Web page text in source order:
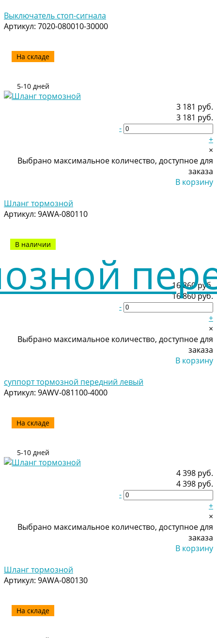
16 860 руб.
16 860 руб.
-
+
×
Выбрано максимальное количество, доступное для
заказа
В корзину
суппорт тормозной передний левый
Артикул: 9AWV-081100-4000
На складе
5-10 дней
4 398 руб.
4 398 руб.
-
+
×
Выбрано максимальное количество, доступное для
заказа
В корзину
Шланг тормозной
Артикул: 9AWA-080130
На складе
3 181 руб.
3 181 руб.
-
+
×
Выбрано максимальное количество, доступное для
заказа
В корзину
Шланг тормозной
Артикул: 9AWA-080110
В наличии
Выключатель стоп-сигнала
Артикул: 7020-080010-30000
На складе
5-10 дней